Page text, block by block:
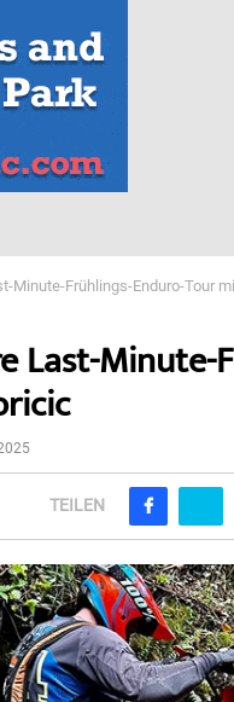
Minute-Frühlings-Enduro-Tour
Last-
TEILEN